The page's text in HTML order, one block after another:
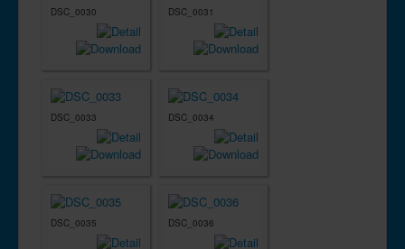
DSC_0030 DSC_0031
DSC_0033 DSC_0034
DSC_0035 DSC_0036